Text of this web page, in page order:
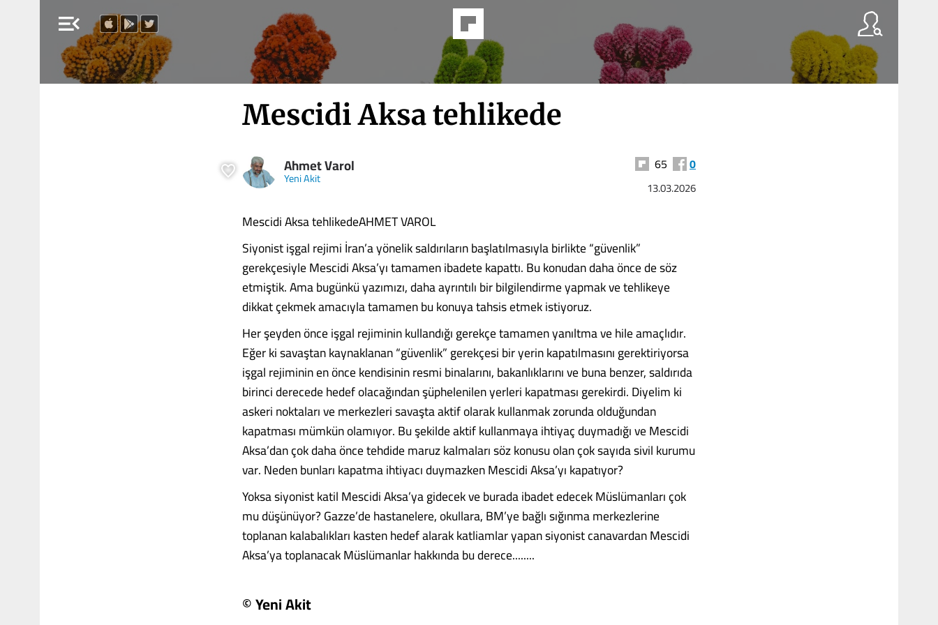
menu_open
Mescidi Aksa tehlikede
Ahmet Varol
Yeni Akit
65 0
13.03.2026
Mescidi Aksa tehlikedeAHMET VAROL
Siyonist işgal rejimi İran’a yönelik saldırıların başlatılmasıyla birlikte “güvenlik”
gerekçesiyle Mescidi Aksa’yı tamamen ibadete kapattı. Bu konudan daha önce de söz
etmiştik. Ama bugünkü yazımızı, daha ayrıntılı bir bilgilendirme yapmak ve tehlikeye
dikkat çekmek amacıyla tamamen bu konuya tahsis etmek istiyoruz.
Her şeyden önce işgal rejiminin kullandığı gerekçe tamamen yanıltma ve hile amaçlıdır.
Eğer ki savaştan kaynaklanan “güvenlik” gerekçesi bir yerin kapatılmasını gerektiriyorsa
işgal rejiminin en önce kendisinin resmi binalarını, bakanlıklarını ve buna benzer, saldırıda
birinci derecede hedef olacağından şüphelenilen yerleri kapatması gerekirdi. Diyelim ki
askeri noktaları ve merkezleri savaşta aktif olarak kullanmak zorunda olduğundan
kapatması mümkün olamıyor. Bu şekilde aktif kullanmaya ihtiyaç duymadığı ve Mescidi
Aksa’dan çok daha önce tehdide maruz kalmaları söz konusu olan çok sayıda sivil kurumu
var. Neden bunları kapatma ihtiyacı duymazken Mescidi Aksa’yı kapatıyor?
Yoksa siyonist katil Mescidi Aksa’ya gidecek ve burada ibadet edecek Müslümanları çok
mu düşünüyor? Gazze’de hastanelere, okullara, BM’ye bağlı sığınma merkezlerine
toplanan kalabalıkları kasten hedef alarak katliamlar yapan siyonist canavardan Mescidi
Aksa’ya toplanacak Müslümanlar hakkında bu derece........
© Yeni Akit